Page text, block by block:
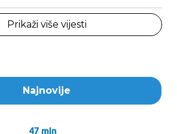
Prikaži više vijesti
Najnovije
47 min